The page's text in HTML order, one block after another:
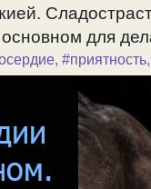
для
, #приятность,